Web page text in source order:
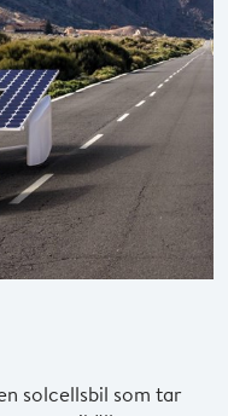
solcellsbil som tar